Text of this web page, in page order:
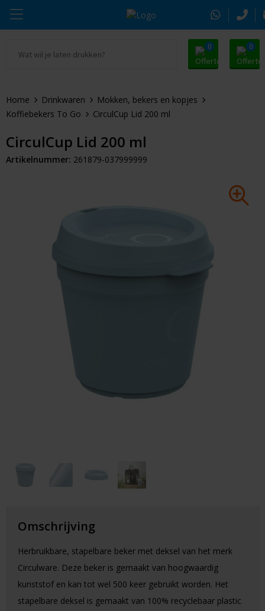
0 0
Drinkwaren
Tassen & Reizen
Beurs & Event
Huis & Lifestyle
Outdoor & Vrije Tijd
Auto & Veiligheid
Alle promosnoepje
Zomer
Kerst
Alle geefmomenten
Thule
Alle merken
Home Drinkwaren
Mokken, bekers en kopjes
Koffiebekers To Go
CirculCup Lid 200 ml
CirculCup Lid 200 ml
Artikelnummer: 261879-037999999
Omschrijving
Herbruikbare, stapelbare beker met deksel van het merk
Circulware. Deze beker is gemaakt van hoogwaardig
kunststof en kan tot wel 500 keer gebruikt worden. Het
stapelbare deksel is gemaakt van 100% recyclebaar plastic